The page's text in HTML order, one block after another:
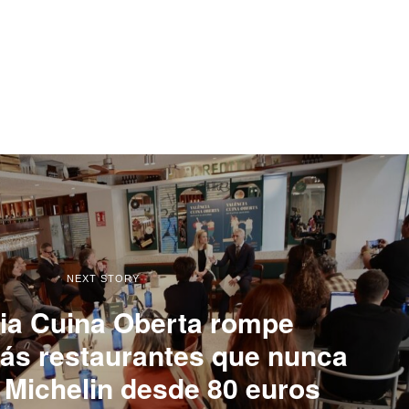
NEXT STORY
Cuina Oberta rompe
restaurantes que nunca
desde 80 euros